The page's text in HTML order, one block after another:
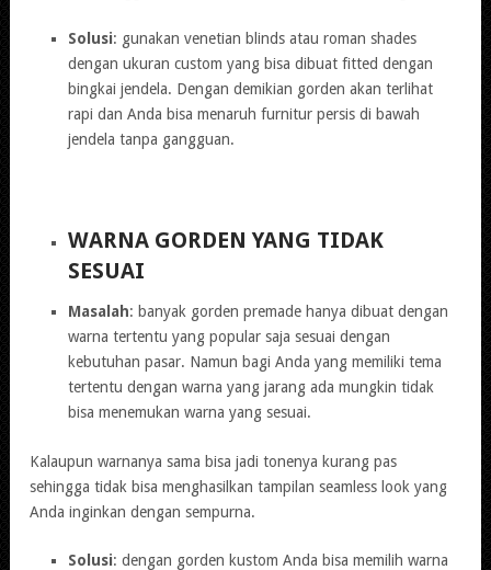
Solusi: gunakan venetian blinds atau roman shades
dengan ukuran custom yang bisa dibuat fitted dengan
bingkai jendela. Dengan demikian gorden akan terlihat
rapi dan Anda bisa menaruh furnitur persis di bawah
jendela tanpa gangguan.
WARNA GORDEN YANG TIDAK
SESUAI
Masalah: banyak gorden premade hanya dibuat dengan
warna tertentu yang popular saja sesuai dengan
kebutuhan pasar. Namun bagi Anda yang memiliki tema
tertentu dengan warna yang jarang ada mungkin tidak
bisa menemukan warna yang sesuai.
Kalaupun warnanya sama bisa jadi tonenya kurang pas
sehingga tidak bisa menghasilkan tampilan seamless look yang
Anda inginkan dengan sempurna.
Solusi: dengan gorden kustom Anda bisa memilih warna